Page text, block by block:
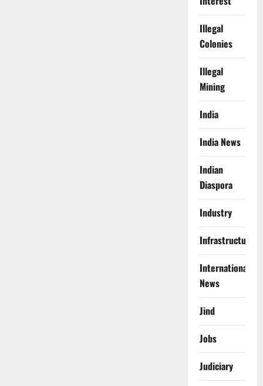
Illegal
Colonies
Illegal
Mining
India
India News
Indian
Diaspora
Industry
Infrastructure
International
News
Jind
Jobs
Judiciary